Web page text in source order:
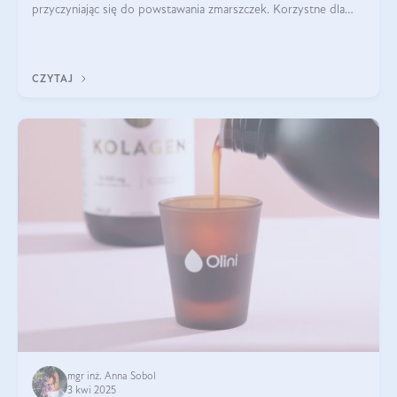
przyczyniając się do powstawania zmarszczek. Korzystne dla
CZYTAJ
mgr inż. Anna Sobol
3 kwi 2025